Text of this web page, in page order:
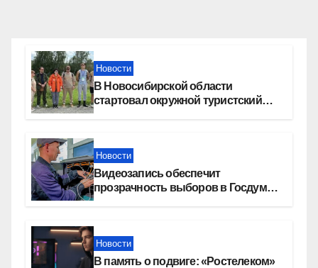
Новости
В Новосибирской области
стартовал окружной туристский
Новости
Видеозапись обеспечит
прозрачность выборов в Госдуму
Новости
В память о подвиге: «Ростелеком»